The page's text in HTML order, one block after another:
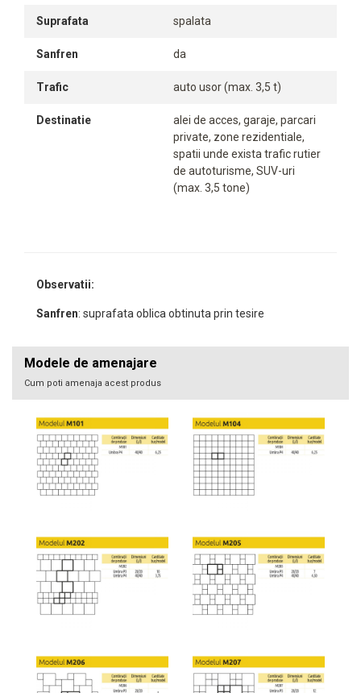
Suprafata spalata
Sanfren da
Trafic auto usor (max. 3,5 t)
Destinatie
alei de acces, garaje, parcari
private, zone rezidentiale,
spatii unde exista trafic rutier
de autoturisme, SUV-uri
(max. 3,5 tone)
Observatii:
Sanfren: suprafata oblica obtinuta prin tesire
Modele de amenajare
Cum poti amenaja acest produs